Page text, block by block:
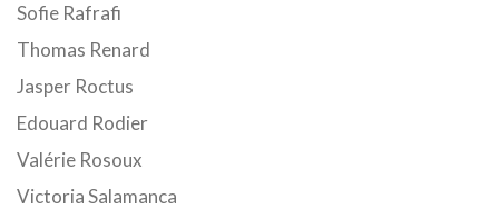
Sofie Rafrafi
Thomas Renard
Jasper Roctus
Edouard Rodier
Valérie Rosoux
Victoria Salamanca